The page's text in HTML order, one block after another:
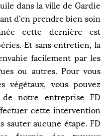
dans la ville de Gardie
d’en prendre bien soin
cette dernière est
Et sans entretien, la
facilement par les
ou autres. Pour vous
végétaux, vous pouvez
de notre entreprise FD
cette intervention
sauter aucune étape. FD